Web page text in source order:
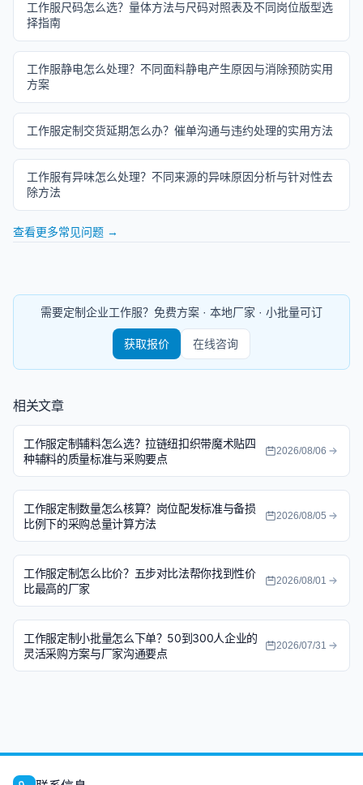
工作服尺码怎么选？量体方法与尺码对照表及不同岗位版型选
择指南
工作服静电怎么处理？不同面料静电产生原因与消除预防实用
方案
工作服定制交货延期怎么办？催单沟通与违约处理的实用方法
工作服有异味怎么处理？不同来源的异味原因分析与针对性去
除方法
查看更多常见问题 →
需要定制企业工作服？免费方案 · 本地厂家 · 小批量可订
获取报价 在线咨询
相关文章
工作服定制辅料怎么选？拉链纽扣织带魔术贴四
种辅料的质量标准与采购要点
2026/08/06
工作服定制数量怎么核算？岗位配发标准与备损
比例下的采购总量计算方法
2026/08/05
工作服定制怎么比价？五步对比法帮你找到性价
比最高的厂家
2026/08/01
工作服定制小批量怎么下单？50到300人企业的
灵活采购方案与厂家沟通要点
2026/07/31